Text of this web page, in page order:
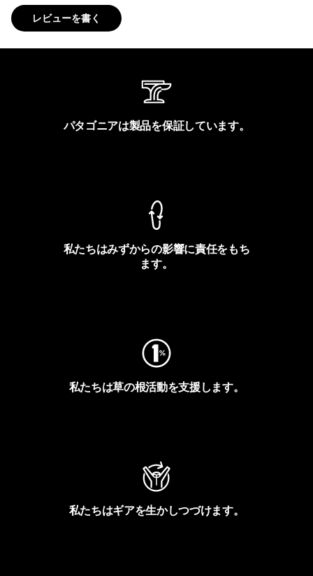
レビューを書く
パタゴニアは製品を保証しています。
私たちはみずからの影響に責任をもち
ます。
私たちは草の根活動を支援します。
私たちはギアを生かしつづけます。